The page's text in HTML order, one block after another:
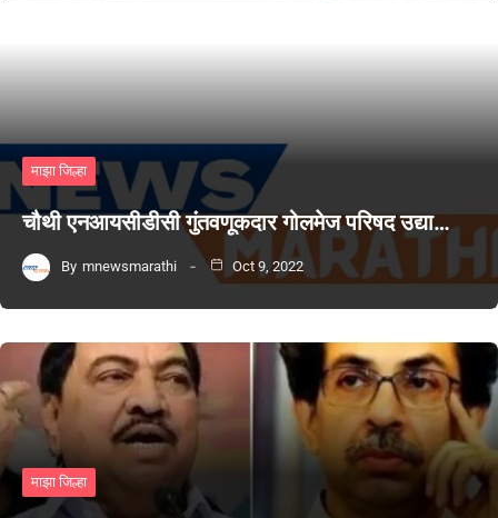
माझा जिल्हा
चौथी एनआयसीडीसी गुंतवणूकदार गोलमेज परिषद उद्या…
By mnewsmarathi Oct 9, 2022
माझा जिल्हा